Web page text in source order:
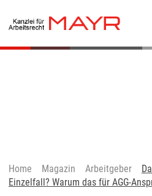
Home Magazin Arbeitgeber
Einzelfall? Warum das für AGG-